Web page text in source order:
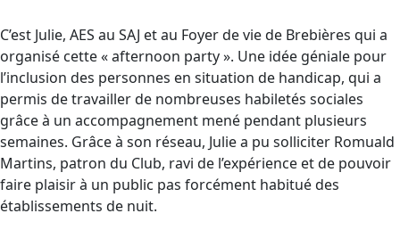
C’est Julie, AES au SAJ et au Foyer de vie de Brebières qui a
organisé cette « afternoon party ». Une idée géniale pour
l’inclusion des personnes en situation de handicap, qui a
permis de travailler de nombreuses habiletés sociales
grâce à un accompagnement mené pendant plusieurs
semaines. Grâce à son réseau, Julie a pu solliciter Romuald
Martins, patron du Club, ravi de l’expérience et de pouvoir
faire plaisir à un public pas forcément habitué des
établissements de nuit.